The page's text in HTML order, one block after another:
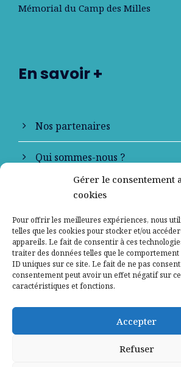
Gérer le consentement
cookies
Pour offrir les meilleures expériences, nous
telles que les cookies pour stocker et/ou
appareils. Le fait de consentir à ces
traiter des données telles que le
ID uniques sur ce site. Le fait de ne pas
consentement peut avoir un effet négatif sur
caractéristiques et fonctions.
Accepter
Refuser
Mémorial du Camp des Milles
En savoir +
Nos partenaires
Qui sommes-nous ?
Contactez-nous
Mentions légales
Politique de confidentialité